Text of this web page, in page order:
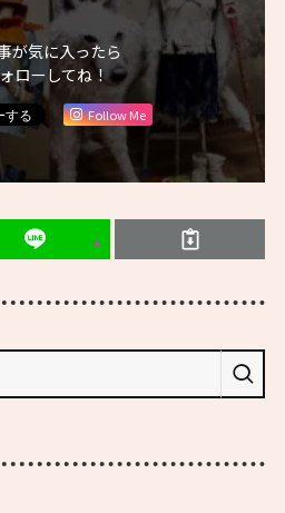
が気に入ったら
ローしてね！
Follow Me